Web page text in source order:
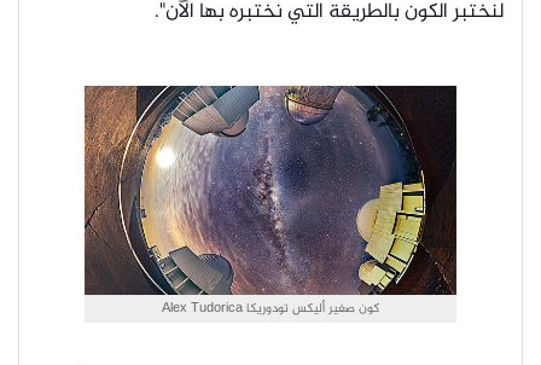
لنختبر الكون بالطريقة التي نختبره بها الآن".
كون صغير أليكس تودوريكا Alex Tudorica